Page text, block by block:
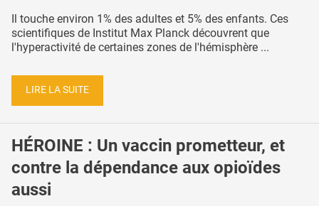
Il touche environ 1% des adultes et 5% des enfants. Ces
scientifiques de Institut Max Planck découvrent que
l'hyperactivité de certaines zones de l'hémisphère ...
LIRE LA SUITE
HÉROINE : Un vaccin prometteur, et
contre la dépendance aux opioïdes
aussi